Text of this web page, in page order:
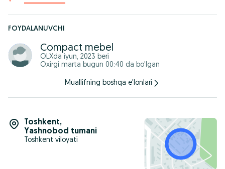
FOYDALANUVCHI
Compact mebel
OLXda iyun, 2023 beri
Oxirgi marta bugun 00:40 da bo'lgan
Muallifning boshqa e'lonlari
Toshkent,
Yashnobod tumani
Toshkent viloyati